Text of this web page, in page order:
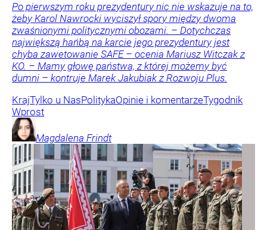
Po pierwszym roku prezydentury nic nie wskazuje na to,
żeby Karol Nawrocki wyciszył spory między dwoma
zwaśnionymi politycznymi obozami. – Dotychczas
największą hańbą na karcie jego prezydentury jest
chyba zawetowanie SAFE – ocenia Mariusz Witczak z
KO. – Mamy głowę państwa, z której możemy być
dumni – kontruje Marek Jakubiak z Rozwoju Plus.
KrajTylko u NasPolitykaOpinie i komentarzeTygodnik
Wprost
Magdalena Frindt